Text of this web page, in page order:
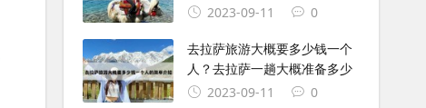
2023-09-11
0
去拉萨旅游大概要多少钱一个
人？去拉萨一趟大概准备多少
2023-09-11
0